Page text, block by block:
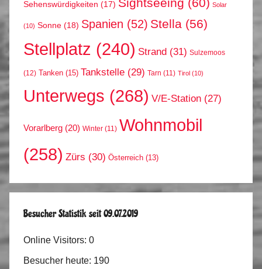
Sehenswürdigkeiten (17) Solar
(10) Sonne (18) Spanien (52) Stella (56)
Stellplatz (240) Strand (31) Sulzemoos
(12) Tanken (15) Tankstelle (29) Tarn (11) Tirol (10)
Unterwegs (268) V/E-Station (27)
Vorarlberg (20) Winter (11) Wohnmobil
(258) Zürs (30) Österreich (13)
Besucher Statistik seit 09.07.2019
Online Visitors: 0
Besucher heute: 190